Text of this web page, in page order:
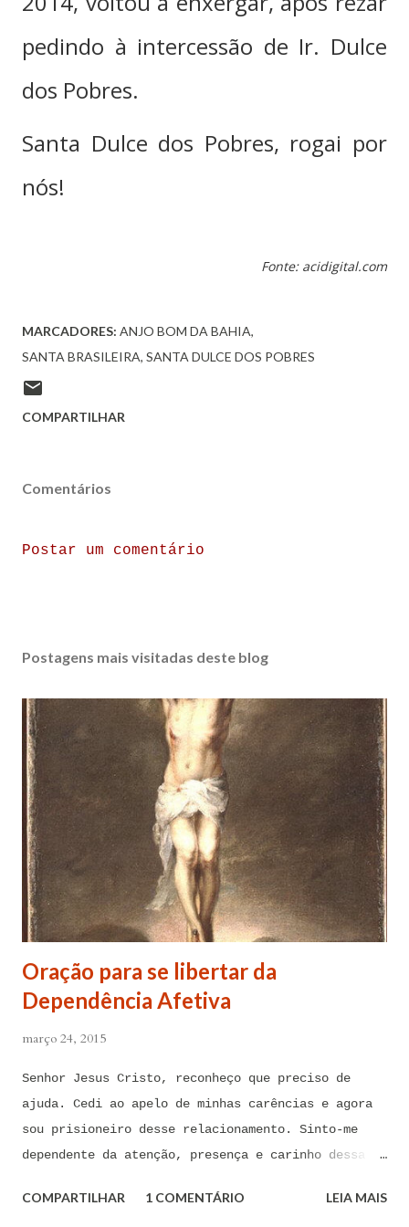
pedindo à intercessão de Ir. Dulce
dos Pobres.
Santa Dulce dos Pobres, rogai por
nós!
Fonte: acidigital.com
MARCADORES: ANJO BOM DA BAHIA
SANTA BRASILEIRA SANTA DULCE DOS POBRES
COMPARTILHAR
Comentários
Postar um comentário
Postagens mais visitadas deste blog
Oração para se libertar da
Dependência Afetiva
março 24, 2015
Senhor Jesus Cristo, reconheço que preciso de
ajuda. Cedi ao apelo de minhas carências e agora
sou prisioneiro desse relacionamento. Sinto-me
dependente da atenção, presença e carinho dessa
para me libertar da influência dessas tentações. A
COMPARTILHAR 1 COMENTÁRIO LEIA MAIS